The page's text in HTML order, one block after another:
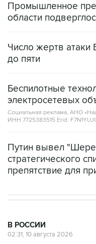
Промышленное
области
Число жертв
до пяти
Беспилотные
электросетевых
Социальная реклама, АНО
ИНН 7725383515 Erid:
Путин вывел
стратегического
препятствие для
В РОССИИ
02:31, 10 августа 2026